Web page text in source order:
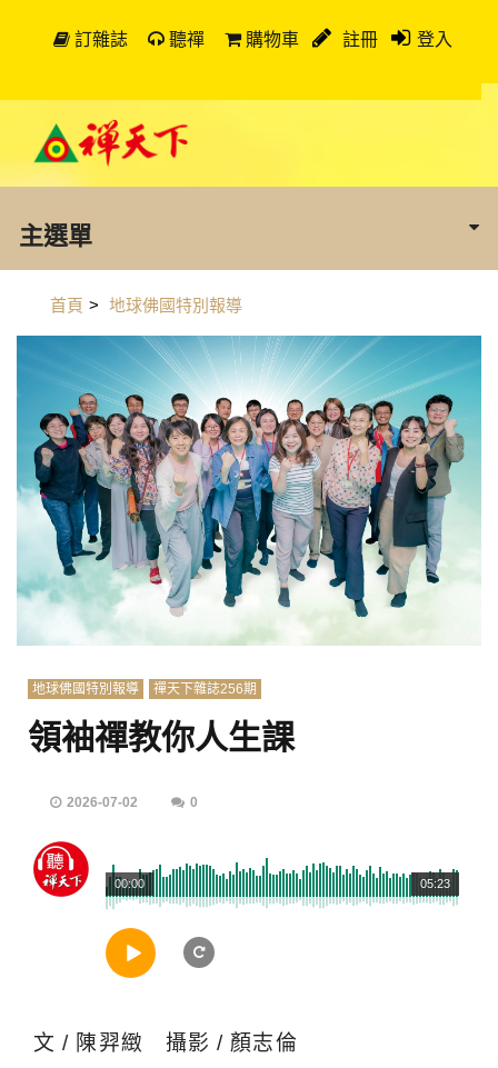
訂雜誌 聽禪 購物車 註冊 登入
主選單
首頁 > 地球佛國特別報導
地球佛國特別報導 禪天下雜誌256期
領袖禪教你人生課
2026-07-02 0
05:23
00:00
文 / 陳羿緻 攝影 / 顏志倫